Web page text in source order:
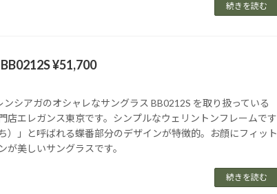
続きを読む
¥51,700
シアガのオシャレなサングラス BB0212S を取り扱っている
店エレガンス東京です。シンプルなウェリントンフレームです
）」と呼ばれる蝶番部分のデザインが特徴的。お顔にフィット
が美しいサングラスです。
続きを読む